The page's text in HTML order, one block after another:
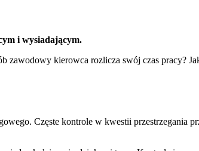
i wysiadającym.
zawodowy kierowca rozlicza swój czas pracy?
Częste kontrole w kwestii przestrzegania